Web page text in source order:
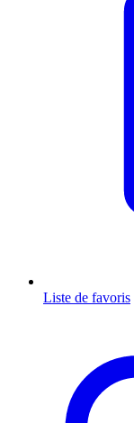
Liste de favoris